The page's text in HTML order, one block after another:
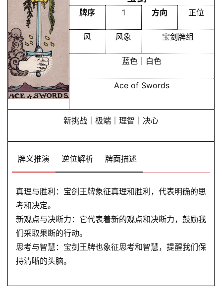
理
解
梦
A
登录 注册
牌序 1 方向 正位
风 风象 宝剑牌组
蓝色｜白色
Ace of Swords
新挑战｜极端｜理智｜决心
牌义推演 逆位解析 牌面描述
真理与胜利：宝剑王牌象征真理和胜利，代表明确的思
考和决定。
新观点与决断力：它代表着新的观点和决断力，鼓励我
们采取果断的行动。
思考与智慧：宝剑王牌也象征思考和智慧，提醒我们保
持清晰的头脑。